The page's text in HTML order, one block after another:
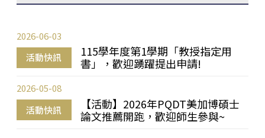
活動快訊
115學年度第1學期「教授指定用
書」，歡迎踴躍提出申請!
2026-06-03
活動快訊
【活動】2026年PQDT美加博碩士
論文推薦開跑，歡迎師生參與~
2026-05-08